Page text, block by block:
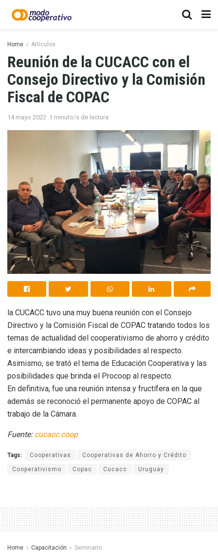
Home Artículos
Reunión de la CUCACC con el
Consejo Directivo y la Comisión
Fiscal de COPAC
14 mayo 2022 1 minuto/s de lectura
la CUCACC tuvo una muy buena reunión con el Consejo
Directivo y la Comisión Fiscal de COPAC tratando todos los
temas de actualidad del cooperativismo de ahorro y crédito
e intercambiando ideas y posibilidades al respecto.
Asimismo, se trató el tema de Educación Cooperativa y las
posibilidades que brinda el Procoop al respecto.
En definitiva, fue una reunión intensa y fructífera en la que
además se reconoció el permanente apoyo de COPAC al
trabajo de la Cámara.
Fuente: cucacc.coop
Tags: Cooperativas Cooperativas de Ahorro y Crédito
Cooperativismo Copac Cucacc Uruguay
Home Capacitación Seminario